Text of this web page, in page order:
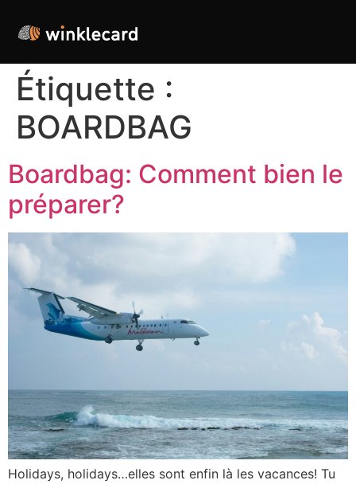
Étiquette :
BOARDBAG
Boardbag: Comment bien le
préparer?
Holidays, holidays…elles sont enfin là les vacances! Tu